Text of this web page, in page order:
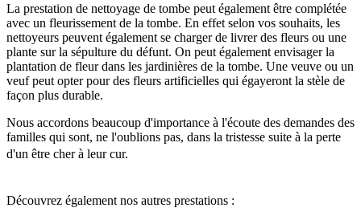
La prestation de nettoyage de tombe peut également être complétée
avec un fleurissement de la tombe. En effet selon vos souhaits, les
nettoyeurs peuvent également se charger de livrer des fleurs ou une
plante sur la sépulture du défunt. On peut également envisager la
plantation de fleur dans les jardinières de la tombe. Une veuve ou un
veuf peut opter pour des fleurs artificielles qui égayeront la stèle de
façon plus durable.
Nous accordons beaucoup d'importance à l'écoute des demandes des
familles qui sont, ne l'oublions pas, dans la tristesse suite à la perte
d'un être cher à leur cur.
Découvrez également nos autres prestations :